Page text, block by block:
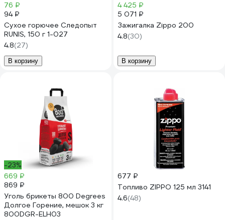
76 ₽
94 ₽
Сухое горючее Следопыт
RUNIS, 150 г 1-027
4.8(27)
В корзину
4 425 ₽
5 071 ₽
Зажигалка Zippo 200
4.8(30)
В корзину
-23%
669 ₽
869 ₽
Уголь брикеты 800 Degrees
Долгое Горение, мешок 3 кг
800DGR-ELH03
677 ₽
Топливо ZIPPO 125 мл 3141
4.6(48)